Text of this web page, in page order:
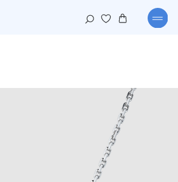
КОЛЛЕКЦИИ